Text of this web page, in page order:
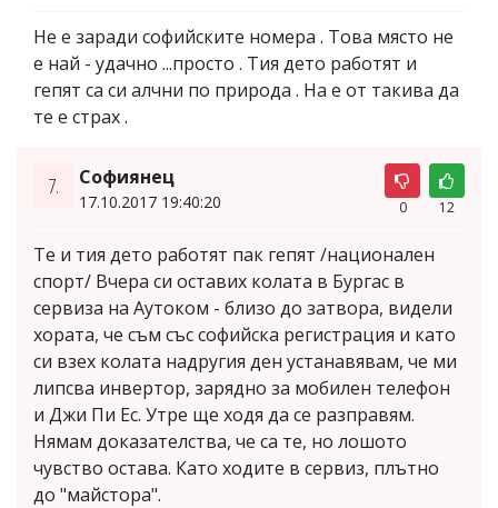
Не е заради софийските номера . Това място не
е най - удачно ...просто . Тия дето работят и
гепят са си алчни по природа . На е от такива да
те е страх .
7. Софиянец
17.10.2017 19:40:20 0 12
Те и тия дето работят пак гепят /национален
спорт/ Вчера си оставих колата в Бургас в
сервиза на Аутоком - близо до затвора, видели
хората, че съм със софийска регистрация и като
си взех колата надругия ден устанавявам, че ми
липсва инвертор, зарядно за мобилен телефон
и Джи Пи Ес. Утре ще ходя да се разправям.
Нямам доказателства, че са те, но лошото
чувство остава. Като ходите в сервиз, плътно
до "майстора".